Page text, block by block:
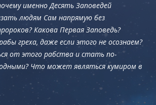
именно Десять Заповедей
людям Сам напрямую без
Какова Первая Заповедь?
греха, даже если этого не осознаем?
от этого рабства и стать по-
Что может являться кумиром в